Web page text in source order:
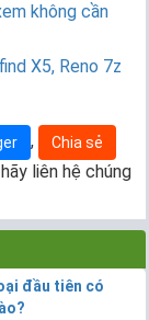
không cần
X5, Reno 7z
, Chia sẻ
liên hệ chúng
đầu tiên có